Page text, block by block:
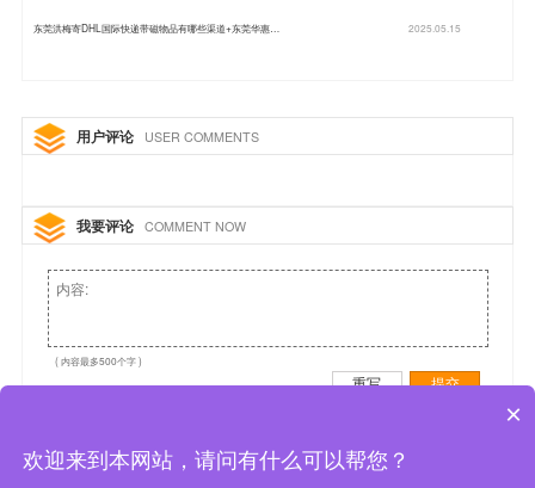
东莞洪梅寄DHL国际快递带磁物品有哪些渠道+东莞华惠… 2025.05.15
用户评论 USER COMMENTS
我要评论 COMMENT NOW
( 内容最多500个字 )
重写 提交
×
欢迎来到本网站，请问有什么可以帮您？